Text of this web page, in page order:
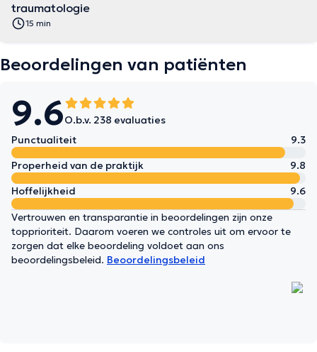
traumatologie
15 min
Beoordelingen van patiënten
9.6O.b.v. 238 evaluaties
Punctualiteit
9.3
Properheid van de praktijk
9.8
Hoffelijkheid
9.6
Vertrouwen en transparantie in beoordelingen zijn onze
topprioriteit. Daarom voeren we controles uit om ervoor te
zorgen dat elke beoordeling voldoet aan ons
beoordelingsbeleid. Beoordelingsbeleid